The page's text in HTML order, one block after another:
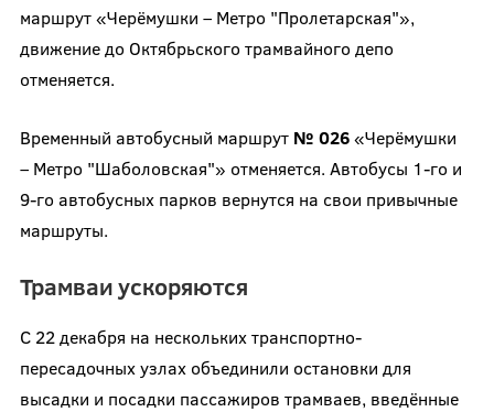
маршрут «Черёмушки – Метро "Пролетарская"»,
движение до Октябрьского трамвайного депо
отменяется.
Временный автобусный маршрут № 026«Черёмушки
– Метро "Шаболовская"» отменяется. Автобусы 1-го и
9-го автобусных парков вернутся на свои привычные
маршруты.
Трамваи ускоряются
С 22 декабря на нескольких транспортно-
пересадочных узлах объединили остановки для
высадки и посадки пассажиров трамваев, введённые